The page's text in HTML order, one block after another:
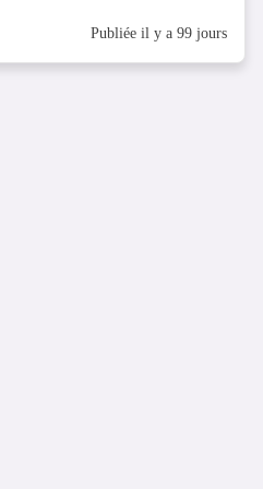
Publiée il y a 99 jours